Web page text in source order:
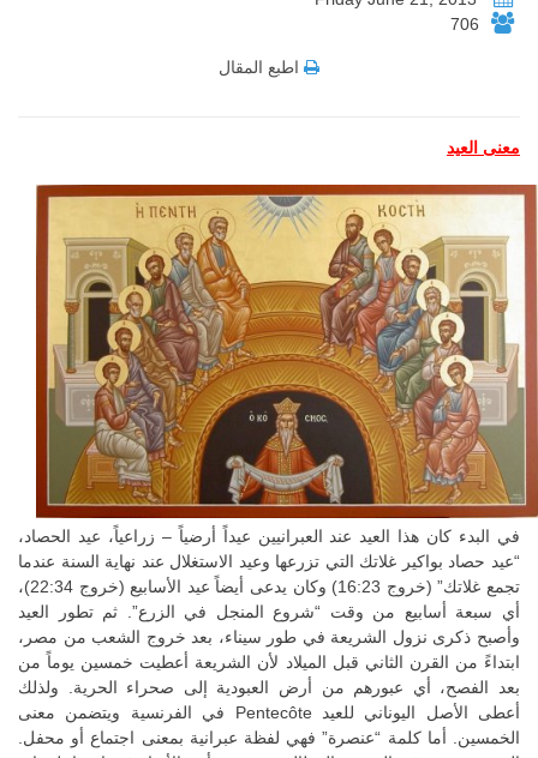
706
اطبع المقال
معنى العيد
في البدء كان هذا العيد عند العبرانيين عيداً أرضياً – زراعياً، عيد الحصاد،
“عيد حصاد بواكير غلاتك التي تزرعها وعيد الاستغلال عند نهاية السنة عندما
تجمع غلاتك” (خروج 16:23) وكان يدعى أيضاً عيد الأسابيع (خروج 22:34)،
أي سبعة أسابيع من وقت “شروع المنجل في الزرع”. ثم تطور العيد
وأصبح ذكرى نزول الشريعة في طور سيناء، بعد خروج الشعب من مصر،
ابتداءً من القرن الثاني قبل الميلاد لأن الشريعة أعطيت خمسين يوماً من
بعد الفصح، أي عبورهم من أرض العبودية إلى صحراء الحرية. ولذلك
أعطى الأصل اليوناني للعيد Pentecôte في الفرنسية ويتضمن معنى
الخمسين. أما كلمة “عنصرة” فهي لفظة عبرانية بمعنى اجتماع أو محفل.